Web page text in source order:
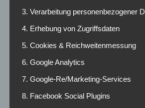
März 2025
Dezember 2024
3. Verarbeitung personenbezogener
4. Erhebung von Zugriffsdaten
5. Cookies & Reichweitenmessung
6. Google Analytics
7. Google-Re/Marketing-Services
8. Facebook Social Plugins